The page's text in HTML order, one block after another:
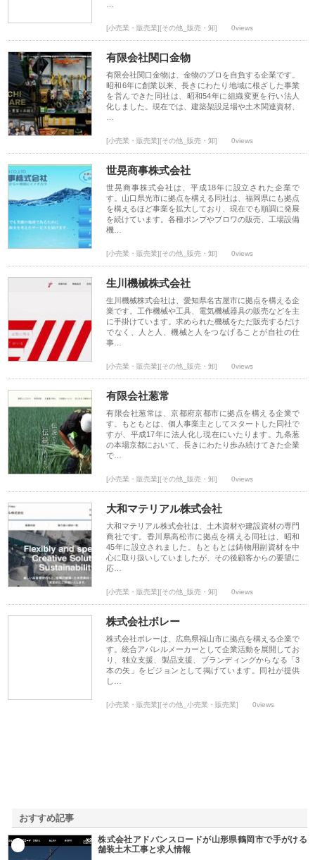
[小売業・販売業][その他_販売・卸] 0views
有限会社関口金物
有限会社関口金物は、金物のプロを自負する企業です。
昭和6年に創業以来、長きにわたり地域に根ざした事業
を営んできた同社は、昭和54年に組織変更を行い法人
化しました。現在では、建築架設足場や土木関連資材、
[小売業・販売業][その他_販売・卸] 0views
世晃商事株式会社
世晃商事株式会社は、平成18年に設立された企業で
す。山口県光市に拠点を構える同社は、福岡県にも拠点
を構えるほど事業を拡大しており、現在でも順調に発展
を続けています。各種ポンプやブロワの販売、工場設備
機…
[小売業・販売業][その他_販売・卸] 0views
生川機械株式会社
生川機械株式会社は、愛知県名古屋市に拠点を構える企
業です。工作機械や工具、電気機械器具の販売などを主
に手掛けています。求められた機械をただ販売するだけ
でなく、人と人、機械と人をつなげることが自社の仕
事…
[小売業・販売業][その他_販売・卸] 0views
有限会社葱常
有限会社葱常は、京都府京都市に拠点を構える企業で
す。もともとは、個人事業主としてスタートした同社で
すが、平成17年に法人化し現在にいたります。九条葱
の本場京都において、長きにわたり歩み続けてきた企業
で…
[小売業・販売業][その他_販売・卸] 0views
大和マテリアル株式会社
大和マテリアル株式会社は、土木資材や建設資材の専門
商社です。香川県高松市に拠点を構える同社は、昭和
45年に設立されました。もともとは鋳物用副資材を中
心に取り扱いしていましたが、その後顧客からの要望に
応…
[小売業・販売業][その他_販売・卸] 0views
株式会社ボレー
株式会社ボレーは、広島県福山市に拠点を構える企業で
す。統合アパレルメーカーとして企業活動を展開してお
り、独立支援、製品支援、ブランディングからなる「3
本の矢」をビジョンとして掲げています。同社が提供
し…
[小売業・販売業][その他_小売業・販売業] 0views
おすすめ記事
株式会社アドバンスロードが山形県鶴岡市で手がける
舗装土木工事と求人情報